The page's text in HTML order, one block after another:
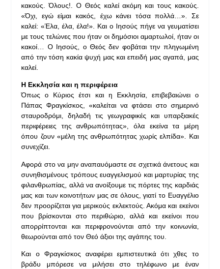
κακούς. Όλους!. Ο Θεός καλεί ακόμη και τους κακούς.
«Όχι, εγώ είμαι κακός, έχω κάνει τόσα πολλά…». Σε
καλεί: «Έλα, έλα, έλα!». Και ο Ιησούς πήγε να γευματίσει
με τους τελώνες που ήταν οι δημόσιοι αμαρτωλοί, ήταν οι
κακοί… Ο Ιησούς, ο Θεός δεν φοβάται την πληγωμένη
από την τόση κακία ψυχή μας και επειδή μας αγαπά, μας
καλεί.
Η Εκκλησία και η περιφέρεια
Όπως ο Κύριος έτσι και η Εκκλησία, επιβεβαιώνει ο
Πάπας Φραγκίσκος, «καλείται να φτάσει στο σημερινό
σταυροδρόμι, δηλαδή τις γεωγραφικές και υπαρξιακές
περιφέρειες της ανθρωπότητας», όλα εκείνα τα μέρη
όπου ζουν «μέλη της ανθρωπότητας χωρίς ελπίδα». Και
συνεχίζει.
Αφορά στο να μην αναπαυόμαστε σε σχετικά άνετους και
συνηθισμένους τρόπους ευαγγελισμού και μαρτυρίας της
φιλανθρωπίας, αλλά να ανοίξουμε τις πόρτες της καρδιάς
μας και των κοινοτήτων μας σε όλους, γιατί το Ευαγγέλιο
δεν προορίζεται για μερικούς εκλεκτούς. Ακόμα και εκείνοι
που βρίσκονται στο περιθώριο, αλλά και εκείνοι που
απορρίπτονται και περιφρονούνται από την κοινωνία,
θεωρούνται από τον Θεό άξιοι της αγάπης του.
Και ο Φραγκίσκος αναφέρει εμπιστευτικά ότι χθες το
βράδυ μπόρεσε να μιλήσει στο τηλέφωνο με έναν